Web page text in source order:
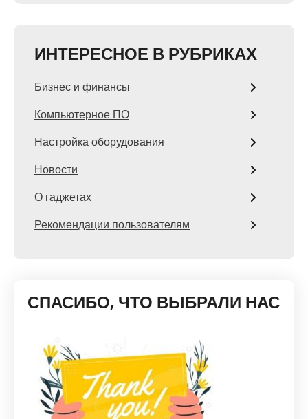
ИНТЕРЕСНОЕ В РУБРИКАХ
Бизнес и финансы
Компьютерное ПО
Настройка оборудования
Новости
О гаджетах
Рекомендации пользователям
СПАСИБО, ЧТО ВЫБРАЛИ НАС